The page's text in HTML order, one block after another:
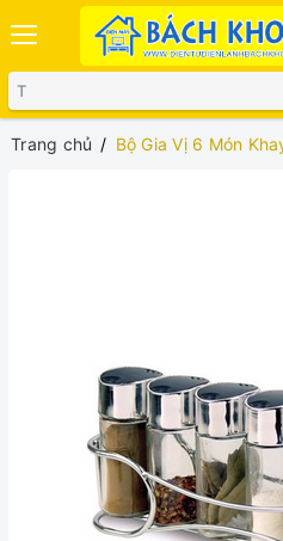
Trang chủ Bộ Gia Vị 6 Món